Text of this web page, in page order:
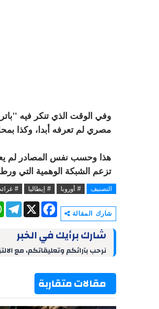
وفي الوقت الذي تنكر فيه
مصري لم تعرفه أبدا، وكذا
هذا وحسب نفس المصادر لم
تزعم الشبكة الوهمية التي
التصنيف # أوروبا # إيطاليا #
شارك المقالة
h
p
T
e
g
a
X
F
a
b
o
شارك برأيك في الخبر
نرحب بآرائكم وتعليقاتكم، مع
مقالات متقاربة